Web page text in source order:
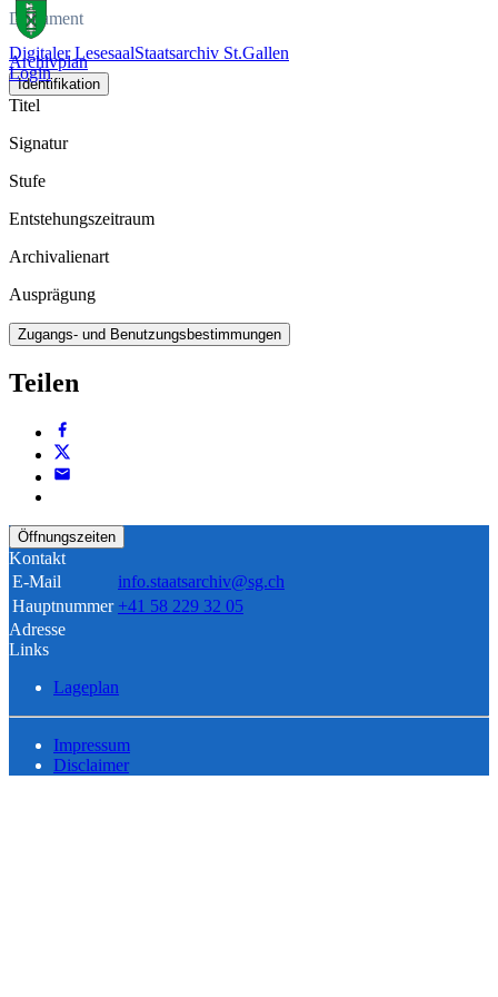
Digitaler LesesaalStaatsarchiv St.Gallen
Login
Dokument
Archivplan
Identifikation
Titel
Signatur
Stufe
Entstehungszeitraum
Archivalienart
Ausprägung
Zugangs- und Benutzungsbestimmungen
Teilen
Öffnungszeiten
Kontakt
E-Mail
info.staatsarchiv@sg.ch
Hauptnummer +41 58 229 32 05
Adresse
Links
Lageplan
Impressum
Disclaimer